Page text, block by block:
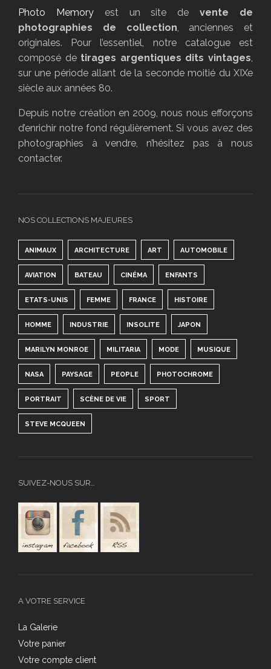
Photo Memoryest un site devente de
photographies de collection, anciennes et
originales. Pour l’essentiel, notre catalogue est
composé de tirages argentiques dits vintages,
sur une période allant de la seconde moitié du XIXe
siècle aux années 80.
Depuis notre création en 2009, nous nous efforçons
d’enrichir notre fond régulièrement. Si vous avez des
photographies à vendre, n’hésitez pas à nous
contacter.
NOS COLLECTIONS MAJEURES
ANIMAUX ARCHITECTURE ART AUTOMOBILE
AVIATION BATEAU CINÉMA ENFANTS
ETATS-UNIS FEMME FRANCE HISTOIRE
HOMME INDUSTRIE INSOLITE JAPON
MARILYN MONROE MILITARIA MODE MUSIQUE
NASA PAYSAGE PEOPLE PHOTOCHROME
PORTRAIT SCÈNE DE VIE SPORT
STEVE MCQUEEN
SUIVEZ-NOUS SUR…
A VOTRE SERVICE
La Galerie
Votre panier
Votre compte client